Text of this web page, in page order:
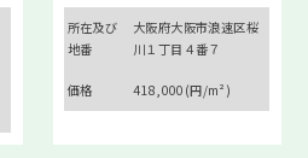
所在及び
地番
大阪府大阪市浪速区桜
川１丁目４番７
価格 418,000(円/m²)